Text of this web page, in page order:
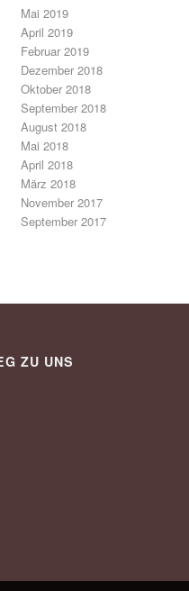
Mai 2019
April 2019
Februar 2019
Dezember 2018
Oktober 2018
September 2018
August 2018
Mai 2018
April 2018
März 2018
November 2017
September 2017
ZU UNS